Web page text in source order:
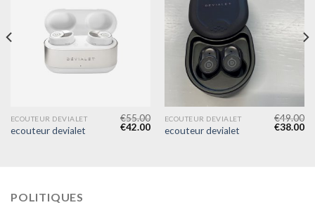
ECOUTEUR DEVIALET
ecouteur devialet
€55.00
€42.00
ECOUTEUR DEVIALET
ecouteur devialet
€49.00
€38.00
POLITIQUES